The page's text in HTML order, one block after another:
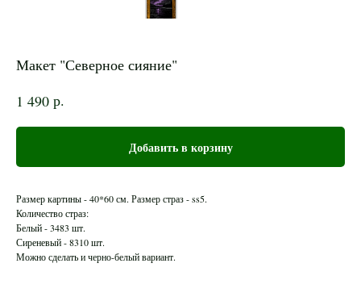
Макет "Северное сияние"
1 490 р.
Добавить в корзину
Размер картины - 40*60 см. Размер страз - ss5.
Количество страз:
Белый - 3483 шт.
Сиреневый - 8310 шт.
Можно сделать и черно-белый вариант.